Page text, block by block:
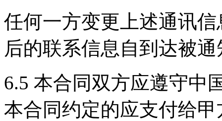
任何一方变更上述通讯
后的联系信息自到达被
6.5 本合同双方应遵守中
本合同约定的应支付给